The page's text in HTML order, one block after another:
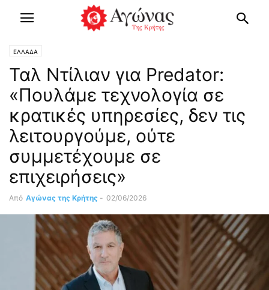
ΕΛΛΑΔΑ
Ταλ Ντίλιαν για Predator:
«Πουλάμε τεχνολογία σε
κρατικές υπηρεσίες, δεν τις
λειτουργούμε, ούτε
συμμετέχουμε σε
επιχειρήσεις»
Από Αγώνας της Κρήτης - 02/06/2026